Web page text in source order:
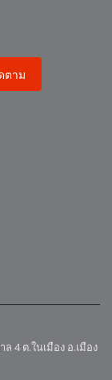
ตาม
4 ต.ในเมือง อ.เมือง